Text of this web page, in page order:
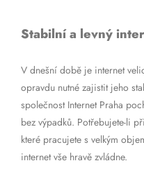
Stabilní a levný
V dnešní době je internet
opravdu nutné zajistit jeho
společnost Internet Praha
bez výpadků. Potřebujete-li
které pracujete s velkým
internet vše hravě zvládne.